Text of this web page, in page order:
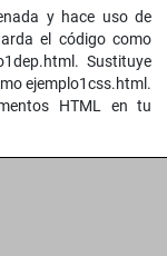
y hace uso de
el código como
Sustituye
ejemplo1css.html.
HTML en tu